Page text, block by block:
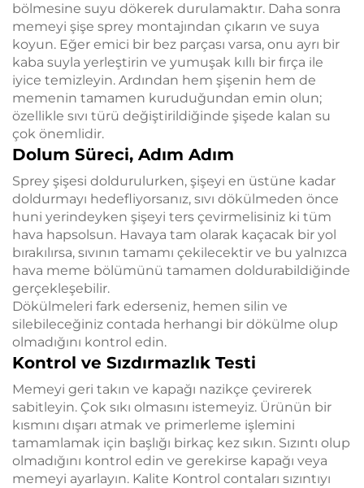
bölmesine suyu dökerek durulamaktır. Daha sonra
memeyi şişe sprey montajından çıkarın ve suya
koyun. Eğer emici bir bez parçası varsa, onu ayrı bir
kaba suyla yerleştirin ve yumuşak kıllı bir fırça ile
iyice temizleyin. Ardından hem şişenin hem de
memenin tamamen kuruduğundan emin olun;
özellikle sıvı türü değiştirildiğinde şişede kalan su
çok önemlidir.
Dolum Süreci, Adım Adım
Sprey şişesi doldurulurken, şişeyi en üstüne kadar
doldurmayı hedefliyorsanız, sıvı dökülmeden önce
huni yerindeyken şişeyi ters çevirmelisiniz ki tüm
hava hapsolsun. Havaya tam olarak kaçacak bir yol
bırakılırsa, sıvının tamamı çekilecektir ve bu yalnızca
hava meme bölümünü tamamen doldurabildiğinde
gerçekleşebilir.
Dökülmeleri fark ederseniz, hemen silin ve
silebileceğiniz contada herhangi bir dökülme olup
olmadığını kontrol edin.
Kontrol ve Sızdırmazlık Testi
Memeyi geri takın ve kapağı nazikçe çevirerek
sabitleyin. Çok sıkı olmasını istemeyiz. Ürünün bir
kısmını dışarı atmak ve primerleme işlemini
tamamlamak için başlığı birkaç kez sıkın. Sızıntı olup
olmadığını kontrol edin ve gerekirse kapağı veya
memeyi ayarlayın. Kalite Kontrol contaları sızıntıyı